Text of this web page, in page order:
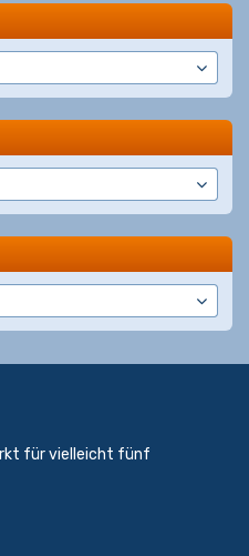
für vielleicht fünf